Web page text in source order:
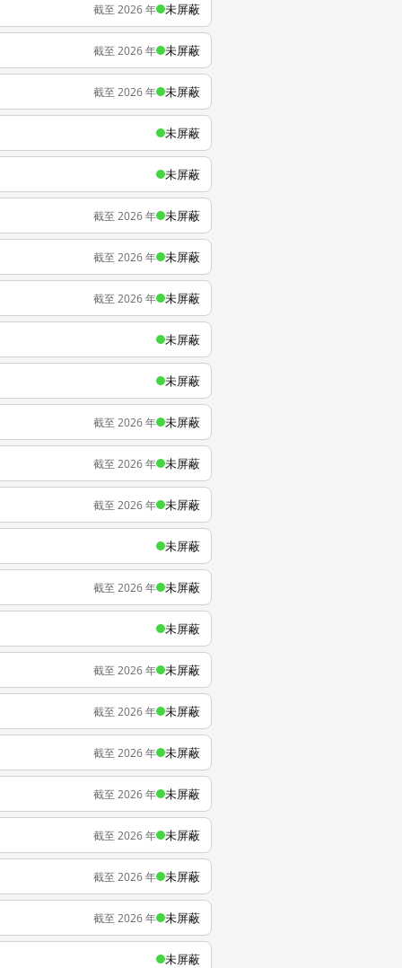
截至 2026 年 未屏蔽
截至 2026 年 未屏蔽
截至 2026 年 未屏蔽
未屏蔽
未屏蔽
截至 2026 年 未屏蔽
截至 2026 年 未屏蔽
截至 2026 年 未屏蔽
未屏蔽
未屏蔽
截至 2026 年 未屏蔽
截至 2026 年 未屏蔽
截至 2026 年 未屏蔽
未屏蔽
截至 2026 年 未屏蔽
未屏蔽
截至 2026 年 未屏蔽
截至 2026 年 未屏蔽
截至 2026 年 未屏蔽
截至 2026 年 未屏蔽
截至 2026 年 未屏蔽
截至 2026 年 未屏蔽
截至 2026 年 未屏蔽
未屏蔽